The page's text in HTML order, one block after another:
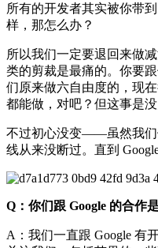
所有的开发者其实被你带
样，那怎么办？
所以我们一定要退回来做
类的剪裁是最痛的。你要
们原来做六自由度的，现
都能做，对吧？但这事是没
不过初心没变——虽然我们
线从来没断过。直到
Q：你们跟 Google 的合作
A：我们一直跟 Google 有